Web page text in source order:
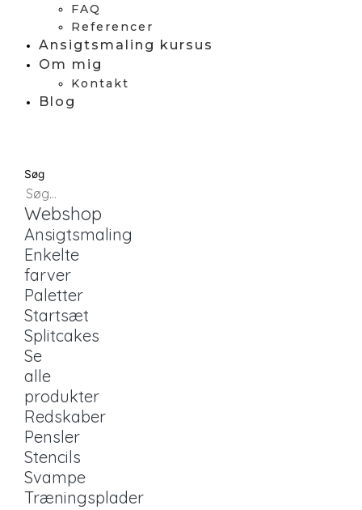
FAQ
Referencer
Ansigtsmaling kursus
Om mig
Kontakt
Blog
Søg
Webshop
Ansigtsmaling
Enkelte
farver
Paletter
Startsæt
Splitcakes
Se
alle
produkter
Redskaber
Pensler
Stencils
Svampe
Træningsplader